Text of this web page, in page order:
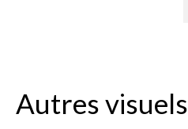
Autres visuels